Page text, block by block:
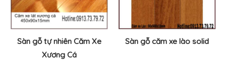
Sàn gỗ tự nhiên Căm Xe
Xương Cá
Sàn gỗ căm xe lào solid